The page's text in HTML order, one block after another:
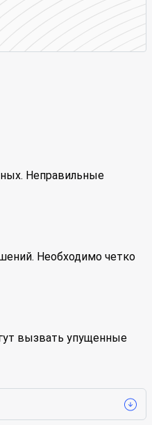
Неправильные
Необходимо четко
вызвать упущенные